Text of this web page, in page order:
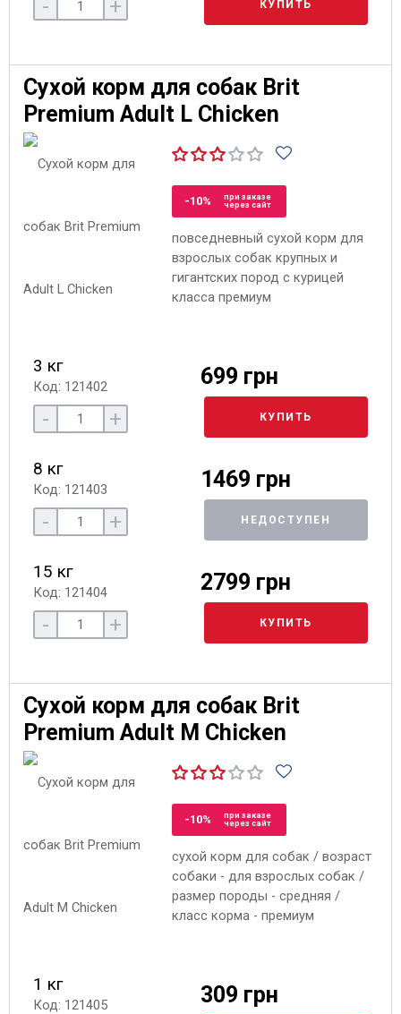
- + КУПИТЬ
Сухой корм для собак Brit
Premium Adult L Chicken
-10%
при заказе
через сайт
повседневный сухой корм для
взрослых собак крупных и
гигантских пород с курицей
класса премиум
3 кг
Код: 121402 699 грн
- + КУПИТЬ
8 кг
Код: 121403 1469 грн
- + НЕДОСТУПЕН
15 кг
Код: 121404 2799 грн
- + КУПИТЬ
Сухой корм для собак Brit
Premium Adult M Chicken
-10%
при заказе
через сайт
сухой корм для собак / возраст
собаки - для взрослых собак /
размер породы - средняя /
класс корма - премиум
1 кг
Код: 121405 309 грн